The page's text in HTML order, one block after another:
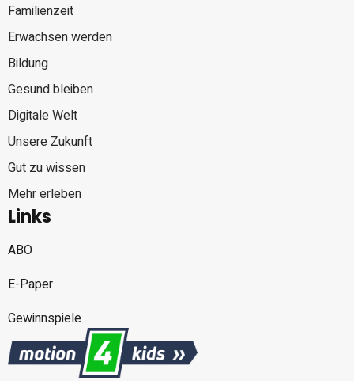
Familienzeit
Erwachsen werden
Bildung
Gesund bleiben
Digitale Welt
Unsere Zukunft
Gut zu wissen
Mehr erleben
Links
ABO
E-Paper
Gewinnspiele